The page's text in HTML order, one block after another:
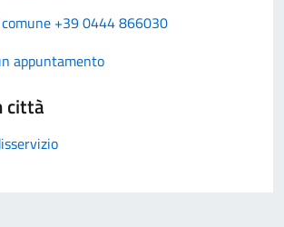
+39 0444 866030
appuntamento
città